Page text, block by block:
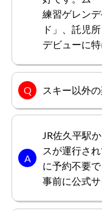
でした。長野県で
いつも利用してい
つの理由ですね。
GJさん男性/10代
総合評価
本当に多様なコー
す。山頂からのロ
点が気になります
練習ゲレン
ド」、託児
デビューに
スキー以外
JR佐久平駅
スが運行さ
に予約不要
事前に公式サ